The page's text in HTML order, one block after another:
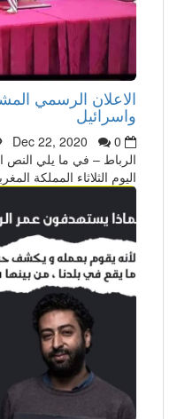
الاعلان الرسمي
واسرائيل
Dec 22, 2020
0
الرباط – في ما يلي النص
اليوم الثلاثاء المملكة